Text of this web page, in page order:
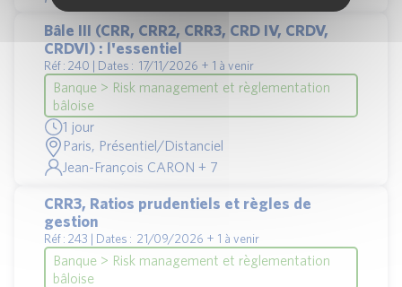
Bâle III (CRR, CRR2, CRR3, CRD IV, CRDV,
CRDVI) : l'essentiel
Réf : 240 | Dates : 17/11/2026 + 1 à venir
Banque > Risk management et règlementation
bâloise
1 jour
Paris, Présentiel/Distanciel
Jean-François CARON + 7
CRR3, Ratios prudentiels et règles de
gestion
Réf : 243 | Dates : 21/09/2026 + 1 à venir
Banque > Risk management et règlementation
bâloise